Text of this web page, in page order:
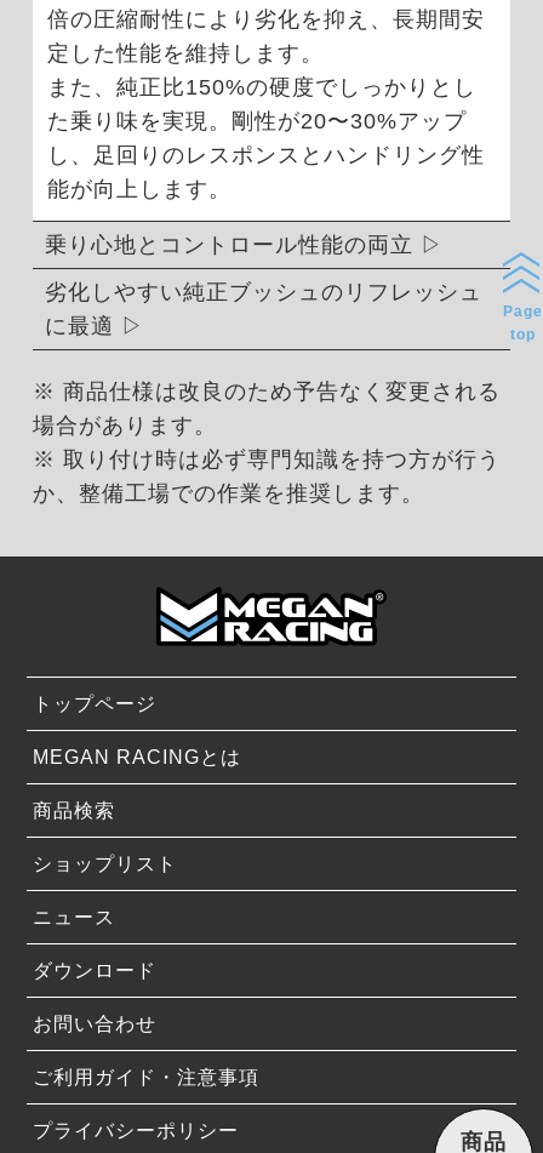
倍の圧縮耐性により劣化を抑え、長期間安
定した性能を維持します。
また、純正比150%の硬度でしっかりとし
た乗り味を実現。剛性が20〜30%アップ
し、足回りのレスポンスとハンドリング性
能が向上します。
乗り心地とコントロール性能の両立
劣化しやすい純正ブッシュのリフレッシュ
に最適
※ 商品仕様は改良のため予告なく変更される
場合があります。
※ 取り付け時は必ず専門知識を持つ方が行う
か、整備工場での作業を推奨します。
トップページ
MEGAN RACINGとは
商品検索
ショップリスト
ニュース
ダウンロード
お問い合わせ
ご利用ガイド・注意事項
プライバシーポリシー
Page
top
商品